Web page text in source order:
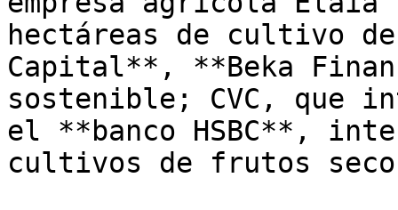
hectáreas de cultivo
Capital**, **Beka
sostenible; CVC, que
el **banco HSBC**,
cultivos de frutos